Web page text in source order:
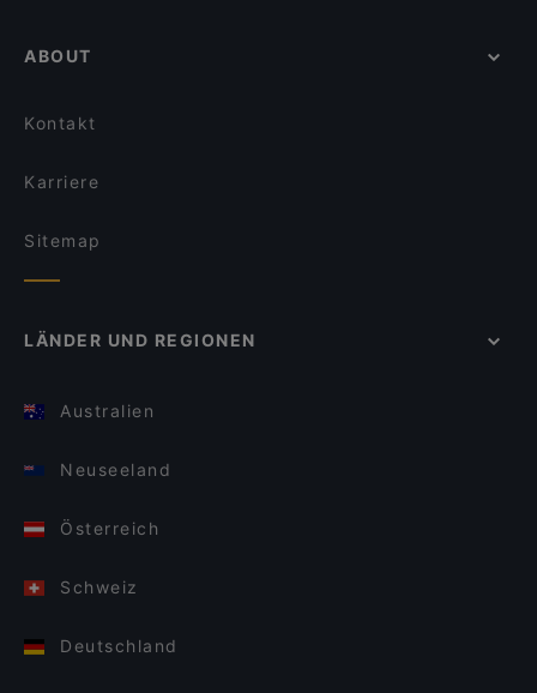
ABOUT
Kontakt
Karriere
Sitemap
LÄNDER UND REGIONEN
Australien
Neuseeland
Österreich
Schweiz
Deutschland